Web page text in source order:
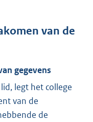
van de
gegevens
legt het college
van de
de